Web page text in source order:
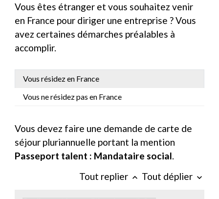
Vous êtes étranger et vous souhaitez venir
en France pour diriger une entreprise ? Vous
avez certaines démarches préalables à
accomplir.
Vous résidez en France
Vous ne résidez pas en France
Vous devez faire une demande de carte de
séjour pluriannuelle portant la mention
Passeport talent : Mandataire social.
Tout replier keyboard_arrow_up Tout déplier keyboard_arrow_down